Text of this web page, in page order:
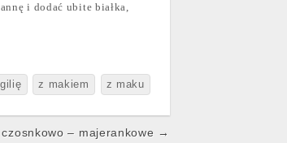
i dodać ubite białka,
z makiem z maku
czosnkowo – majerankowe →